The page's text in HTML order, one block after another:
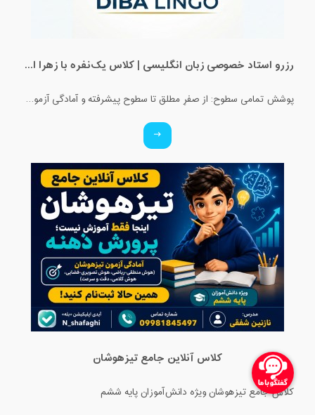
رزرو استاد خصوصی زبان انگلیسی | کلاس یک‌نفره با زهرا اسفندیاری + مشاوره رایگان
پوشش تمامی سطوح: از صفرِ مطلق تا سطوح پیشرفته و آمادگی آزمون‌ها. ✅ ویژه تمامی پایه‌ها: کلاس‌های اختصاصی برای کودکان، نوجوانان و بزرگسالان. ✅ بستر آموزشی حرفه‌ای: برگزاری کلاس‌ها در محیط تعاملی اسکای‌روم (Skyroom) و بیگ‌بلو‌باتن (BBB) (بدون نیاز به نصب برنامه و با محیطی کاملاً فارسی و ساده). ✅ تضمین کیفیت: مدرس دوره، کارشناس آموزش زبان انگلیسی و متخصص متدهای نوین تدریس. ✅ قیمت استثنایی: هدف ما عدالت آموزشیه، پس با کمترین هزینه، بهترین کیفیت رو تجربه کنید!
کلاس آنلاین جامع تیزهوشان
کلاس جامع تیزهوشان ویژه دانش‌آموزان پایه ششم